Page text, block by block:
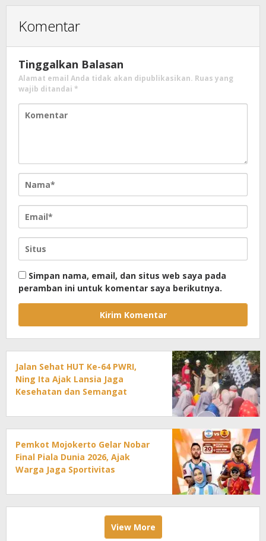
Komentar
Tinggalkan Balasan
Alamat email Anda tidak akan dipublikasikan. Ruas yang
wajib ditandai *
Simpan nama, email, dan situs web saya pada
peramban ini untuk komentar saya berikutnya.
Jalan Sehat HUT Ke-64 PWRI,
Ning Ita Ajak Lansia Jaga
Kesehatan dan Semangat
Pemkot Mojokerto Gelar Nobar
Final Piala Dunia 2026, Ajak
Warga Jaga Sportivitas
View More